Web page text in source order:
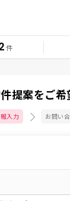
件
提案をご希
入力 お問い